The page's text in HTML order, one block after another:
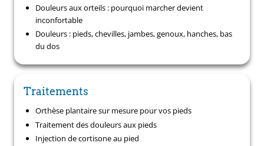
Douleurs aux orteils : pourquoi marcher devient
inconfortable
Douleurs : pieds, chevilles, jambes, genoux, hanches, bas
du dos
Traitements
Orthèse plantaire sur mesure pour vos pieds
Traitement des douleurs aux pieds
Injection de cortisone au pied